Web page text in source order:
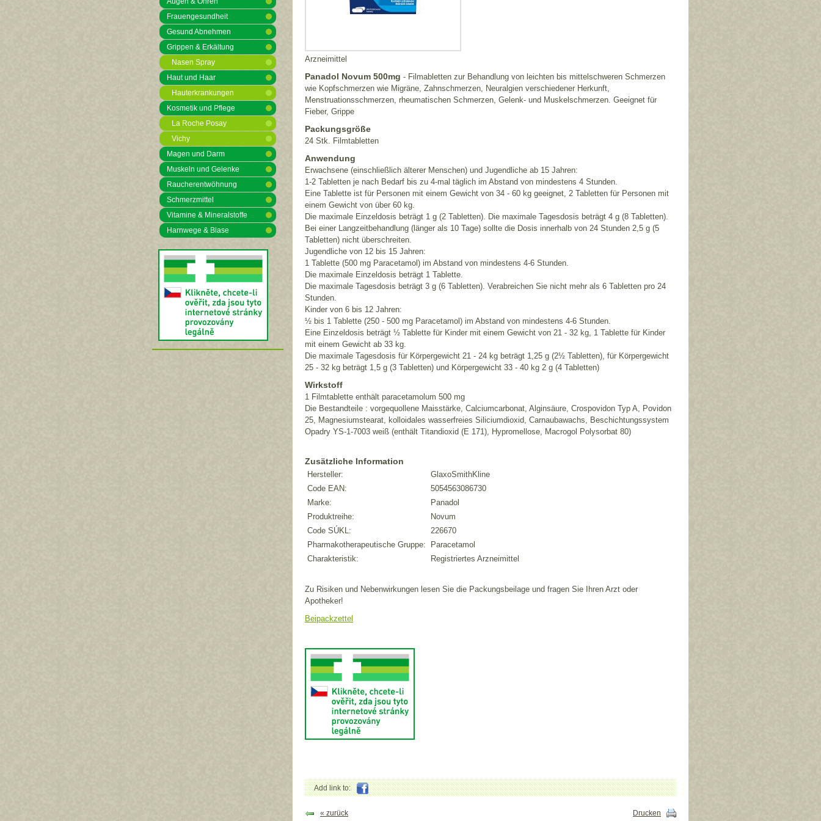
Frauengesundheit
Gesund Abnehmen
Grippen & Erkältung
Nasen Spray
Haut und Haar
Hauterkrankungen
Kosmetik und Pflege
La Roche Posay
Vichy
Magen und Darm
Muskeln und Gelenke
Raucherentwöhnung
Schmerzmittel
Vitamine & Mineralstoffe
Harnwege & Blase
Arzneimittel
Panadol Novum 500mg - Filmabletten zur Behandlung von leichten bis mittelschweren Schmerzen
wie Kopfschmerzen wie Migräne, Zahnschmerzen, Neuralgien verschiedener Herkunft,
Menstruationsschmerzen, rheumatischen Schmerzen, Gelenk- und Muskelschmerzen. Geeignet für
Fieber, Grippe
Packungsgröße
24 Stk. Filmtabletten
Anwendung
Erwachsene (einschließlich älterer Menschen) und Jugendliche ab 15 Jahren:
1-2 Tabletten je nach Bedarf bis zu 4-mal täglich im Abstand von mindestens 4 Stunden.
Eine Tablette ist für Personen mit einem Gewicht von 34 - 60 kg geeignet, 2 Tabletten für Personen mit
einem Gewicht von über 60 kg.
Die maximale Einzeldosis beträgt 1 g (2 Tabletten). Die maximale Tagesdosis beträgt 4 g (8 Tabletten).
Bei einer Langzeitbehandlung (länger als 10 Tage) sollte die Dosis innerhalb von 24 Stunden 2,5 g (5
Tabletten) nicht überschreiten.
Jugendliche von 12 bis 15 Jahren:
​​1 Tablette (500 mg Paracetamol) im Abstand von mindestens 4-6 Stunden.
Die maximale Einzeldosis beträgt 1 Tablette.
Die maximale Tagesdosis beträgt 3 g (6 Tabletten). Verabreichen Sie nicht mehr als 6 Tabletten pro 24
Stunden.
Kinder von 6 bis 12 Jahren:
½ bis 1 Tablette (250 - 500 mg Paracetamol) im Abstand von mindestens 4-6 Stunden.
Eine Einzeldosis beträgt ½ Tablette für Kinder mit einem Gewicht von 21 - 32 kg, 1 Tablette für Kinder
mit einem Gewicht ab 33 kg.
Die maximale Tagesdosis für Körpergewicht 21 - 24 kg beträgt 1,25 g (2½ Tabletten), für Körpergewicht
25 - 32 kg beträgt 1,5 g (3 Tabletten) und Körpergewicht 33 - 40 kg 2 g (4 Tabletten)
Wirkstoff
1 Filmtablette enthält paracetamolum 500 mg
Die Bestandteile : vorgequollene Maisstärke, Calciumcarbonat, Alginsäure, Crospovidon Typ A, Povidon
25, Magnesiumstearat, kolloidales wasserfreies Siliciumdioxid, Carnaubawachs, Beschichtungssystem
Opadry YS-1-7003 weiß (enthält Titandioxid (E 171), Hypromellose, Macrogol Polysorbat 80)
Zusätzliche Information
Hersteller:
GlaxoSmithKline
Code EAN:
5054563086730
Marke:
Panadol
Produktreihe:
Novum
Code SÚKL:
226670
Pharmakotherapeutische Gruppe:
Paracetamol
Charakteristik:
Registriertes Arzneimittel
Zu Risiken und Nebenwirkungen lesen Sie die Packungsbeilage und fragen Sie Ihren Arzt oder
Apotheker!
Beipackzettel
Add link to:
Drucken
« zurück